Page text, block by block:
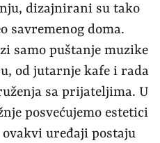
dizajnirani su tako
savremenog doma.
samo puštanje muzike
od jutarnje kafe i rada
sa prijateljima. U
posvećujemo estetici
uređaji postaju